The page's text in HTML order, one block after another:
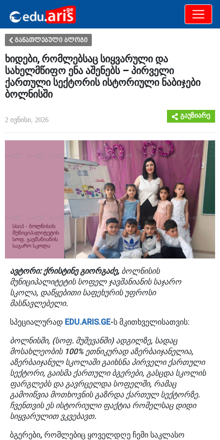
განათლება
განათლებული ბლოგი
ხიდები, რომლებსაც სიყვარული და
სახელმწიფო ენა აშენებს – პირველი
ქართული სექტორის ისტორიული ნაბიჯები
ბოლნისში
2 ივნისი, 2026
გაუზიარე
ავტორი: ქრისტინე გიორგაძე, ბოლნისის
მუნიციპალიტეტის სოფელ ჯავშანიანის საჯარო
სკოლა, დაწყებითი საფეხურის უფროსი
მასწავლებელი.
სპეციალურად EDU.ARIS.GE-ს მკითხველისათვის:
ბოლნისში, (სოფ. მუშევანში) ადგილზე, სადაც
მოსახლეობის 100% ეთნიკურად აზერბაიჯანელია,
აზერბაიჯანულ სკოლაში გაიხსნა პირველი ქართული
სექტორი, გაისმა ქართული ბგერები, გასცდა სკოლის
ფარგლებს და გავრცელდა სოფელში, რამაც
გამოიწვია მოთხოვნის გაზრდა ქართულ სექტორზე.
ჩვენთვის ეს ისტორიული ფაქტია რომელსაც დიდი
სიყვარულით ვკვებავთ.
ბგერები, რომლებიც ყოველდღე ჩემი საკლასო